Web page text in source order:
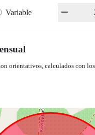
Variable
orientativos, calculados con